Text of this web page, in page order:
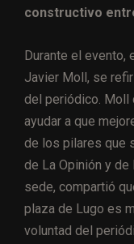
constructivo
Durante el evento,
Javier Moll, se
del periódico. Moll
ayudar a que
de los pilares que
de La Opinión y de
sede, compartió
plaza de Lugo es
voluntad del